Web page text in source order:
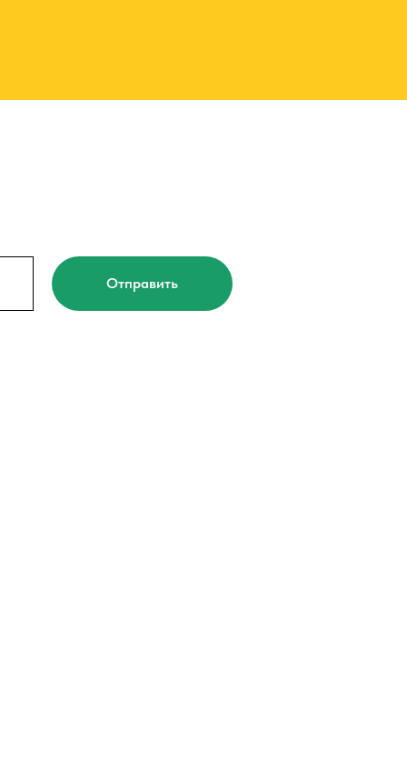
Отправить